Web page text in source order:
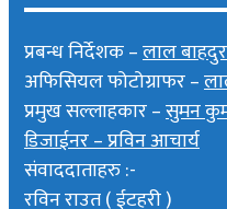
प्रबन्ध निर्देशक –लाल बाहदुर
अफिसियल फोटोग्राफर –
प्रमुख सल्लाहकार –सुमन
डिजाईनर – प्रविन आचार्य
संवाददाताहरु :-
रविन राउत ( ईटहरी )